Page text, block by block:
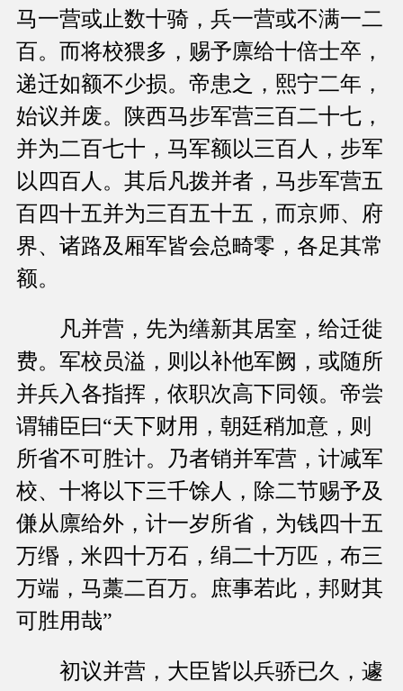
马一营或止数十骑，兵一营或不满一二
百。而将校猥多，赐予廪给十倍士卒，
递迁如额不少损。帝患之，熙宁二年，
始议并废。陕西马步军营三百二十七，
并为二百七十，马军额以三百人，步军
以四百人。其后凡拨并者，马步军营五
百四十五并为三百五十五，而京师、府
界、诸路及厢军皆会总畸零，各足其常
额。
凡并营，先为缮新其居室，给迁徙
费。军校员溢，则以补他军阙，或随所
并兵入各指挥，依职次高下同领。帝尝
谓辅臣曰“天下财用，朝廷稍加意，则
所省不可胜计。乃者销并军营，计减军
校、十将以下三千馀人，除二节赐予及
傔从廪给外，计一岁所省，为钱四十五
万缗，米四十万石，绢二十万匹，布三
万端，马藁二百万。庶事若此，邦财其
可胜用哉”
初议并营，大臣皆以兵骄已久，遽